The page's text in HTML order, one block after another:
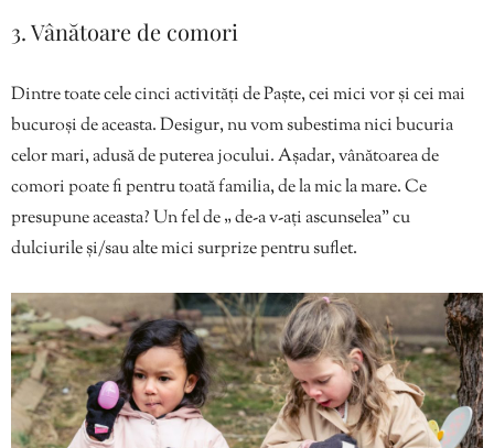
3. Vânătoare de comori
Dintre toate cele cinci activități de Paște, cei mici vor și cei mai
bucuroși de aceasta. Desigur, nu vom subestima nici bucuria
celor mari, adusă de puterea jocului. Așadar, vânătoarea de
comori poate fi pentru toată familia, de la mic la mare. Ce
presupune aceasta? Un fel de „ de-a v-ați ascunselea” cu
dulciurile și/sau alte mici surprize pentru suflet.